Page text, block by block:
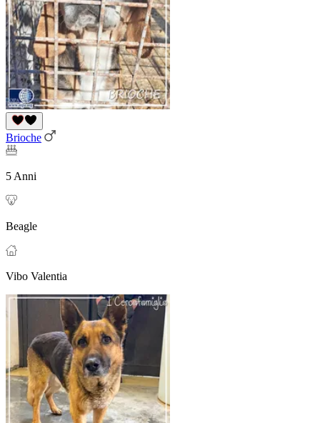
Brioche
5 Anni
Beagle
Vibo Valentia